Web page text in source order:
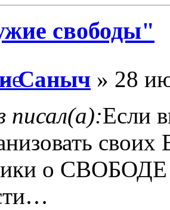
свободы"
Саныч » 28
писал(а):Если
о